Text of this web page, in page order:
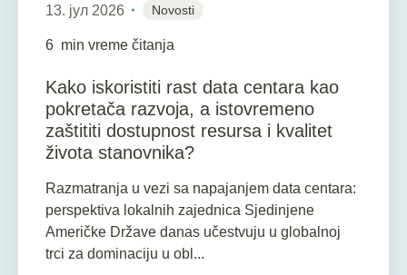
13. јул 2026 Novosti
6 min vreme čitanja
Kako iskoristiti rast data centara kao
pokretača razvoja, a istovremeno
zaštititi dostupnost resursa i kvalitet
života stanovnika?
Razmatranja u vezi sa napajanjem data centara:
perspektiva lokalnih zajednica Sjedinjene
Američke Države danas učestvuju u globalnoj
trci za dominaciju u obl...